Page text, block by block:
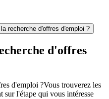
recherche d'offres d'emploi ?
d'offres
d'emploi ?Vous trouverez les
sur l'étape qui vous intéresse